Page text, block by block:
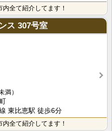
全て紹介してます！
ス 307号室
満）
東比恵駅 徒歩6分
全て紹介してます！